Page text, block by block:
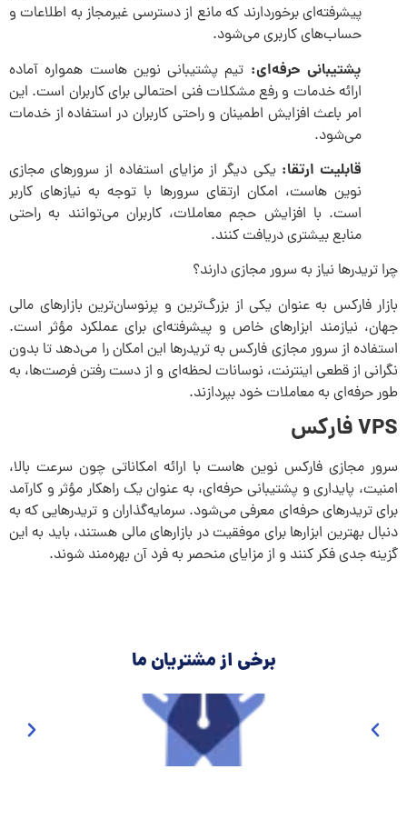
پیشرفته‌ای برخوردارند که مانع از دسترسی غیرمجاز به اطلاعات و
حساب‌های کاربری می‌شود.
پشتیبانی حرفه‌ای: تیم پشتیبانی نوین هاست همواره آماده
ارائه خدمات و رفع مشکلات فنی احتمالی برای کاربران است. این
امر باعث افزایش اطمینان و راحتی کاربران در استفاده از خدمات
می‌شود.
قابلیت ارتقا: یکی دیگر از مزایای استفاده از سرورهای مجازی
نوین هاست، امکان ارتقای سرورها با توجه به نیازهای کاربر
است. با افزایش حجم معاملات، کاربران می‌توانند به راحتی
منابع بیشتری دریافت کنند.
چرا تریدرها نیاز به سرور مجازی دارند؟
بازار فارکس به عنوان یکی از بزرگ‌ترین و پرنوسان‌ترین بازارهای مالی
جهان، نیازمند ابزارهای خاص و پیشرفته‌ای برای عملکرد مؤثر است.
استفاده از سرور مجازی فارکس به تریدرها این امکان را می‌دهد تا بدون
نگرانی از قطعی اینترنت، نوسانات لحظه‌ای و از دست رفتن فرصت‌ها، به
طور حرفه‌ای به معاملات خود بپردازند.
VPS فارکس
سرور مجازی فارکس نوین هاست با ارائه امکاناتی چون سرعت بالا،
امنیت، پایداری و پشتیبانی حرفه‌ای، به عنوان یک راهکار مؤثر و کارآمد
برای تریدرهای حرفه‌ای معرفی می‌شود. سرمایه‌گذاران و تریدرهایی که به
دنبال بهترین ابزارها برای موفقیت در بازارهای مالی هستند، باید به این
گزینه جدی فکر کنند و از مزایای منحصر به فرد آن بهره‌مند شوند.
برخی از مشتریان ما